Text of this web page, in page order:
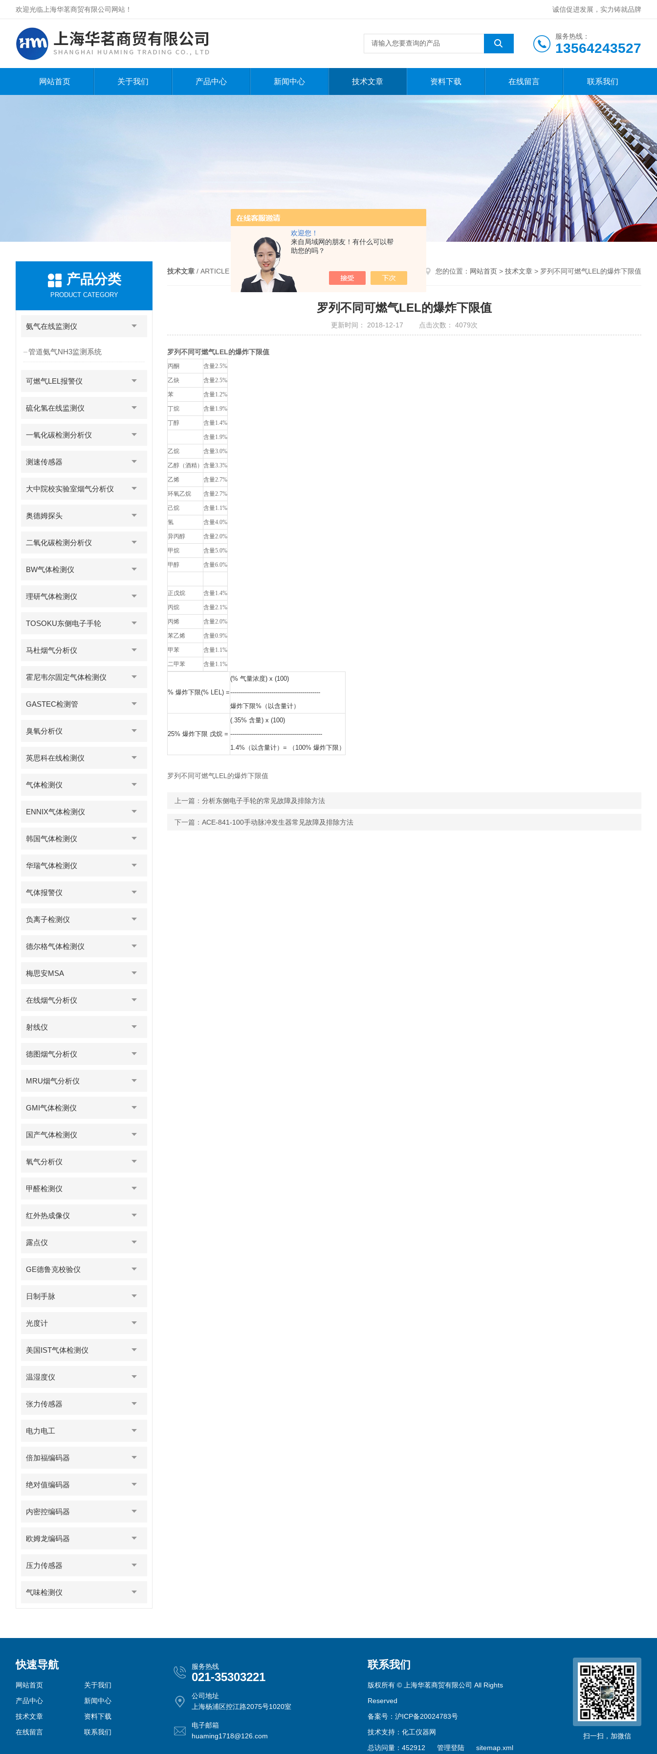
欢迎您！
来自局域网的朋友！有什么可以帮
助您的吗？
欢迎光临上海华茗商贸有限公司网站！ 诚信促进发展，实力铸就品牌
服务热线：
13564243527
网站首页 关于我们 产品中心 新闻中心 技术文章 资料下载 在线留言 联系我们
产品分类
PRODUCT CATEGORY
氨气在线监测仪
管道氨气NH3监测系统
可燃气LEL报警仪
硫化氢在线监测仪
一氧化碳检测分析仪
测速传感器
大中院校实验室烟气分析仪
奥德姆探头
二氧化碳检测分析仪
BW气体检测仪
理研气体检测仪
TOSOKU东侧电子手轮
马杜烟气分析仪
霍尼韦尔固定气体检测仪
GASTEC检测管
臭氧分析仪
英思科在线检测仪
气体检测仪
ENNIX气体检测仪
韩国气体检测仪
华瑞气体检测仪
气体报警仪
负离子检测仪
德尔格气体检测仪
梅思安MSA
在线烟气分析仪
射线仪
德图烟气分析仪
MRU烟气分析仪
GMI气体检测仪
国产气体检测仪
氧气分析仪
甲醛检测仪
红外热成像仪
露点仪
GE德鲁克校验仪
日制手脉
光度计
美国IST气体检测仪
温湿度仪
张力传感器
电力电工
倍加福编码器
绝对值编码器
内密控编码器
欧姆龙编码器
压力传感器
气味检测仪
技术文章 / ARTICLE 您的位置： 网站首页 > 技术文章 > 罗列不同可燃气LEL的爆炸下限值
罗列不同可燃气LEL的爆炸下限值
更新时间： 2018-12-17 点击次数： 4079次
罗列不同可燃气LEL的爆炸下限值
丙酮 含量2.5%
乙炔 含量2.5%
苯 含量1.2%
丁烷 含量1.9%
丁醇 含量1.4%
含量1.9%
乙烷 含量3.0%
乙醇（酒精） 含量3.3%
乙烯 含量2.7%
环氧乙烷 含量2.7%
己烷 含量1.1%
氢 含量4.0%
异丙醇 含量2.0%
甲烷 含量5.0%
甲醇 含量6.0%
正戊烷 含量1.4%
丙烷 含量2.1%
丙烯 含量2.0%
苯乙烯 含量0.9%
甲苯 含量1.1%
二甲苯 含量1.1%
% 爆炸下限(% LEL) =
(% 气量浓度) x (100)
----------------------------------------------
爆炸下限%（以含量计）
25% 爆炸下限 戊烷 =
(.35% 含量) x (100)
-----------------------------------------------
1.4%（以含量计）= （100% 爆炸下限）
罗列不同可燃气LEL的爆炸下限值
上一篇： 分析东侧电子手轮的常见故障及排除方法
下一篇： ACE-841-100手动脉冲发生器常见故障及排除方法
快速导航
网站首页
关于我们
产品中心
新闻中心
技术文章
资料下载
在线留言
联系我们
服务热线
021-35303221
公司地址
上海杨浦区控江路2075号1020室
电子邮箱
huaming1718@126.com
联系我们
版权所有 © 上海华茗商贸有限公司 All Rights
Reserved
备案号：沪ICP备20024783号
技术支持： 化工仪器网
总访问量：452912 管理登陆 sitemap.xml
扫一扫，加微信